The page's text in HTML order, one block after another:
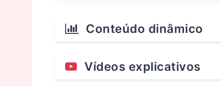
Conteúdo dinâmico
Vídeos explicativos